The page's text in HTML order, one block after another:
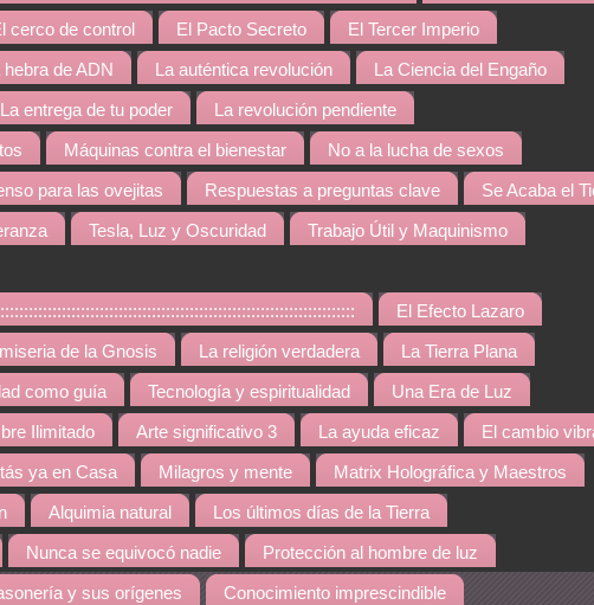
cerco de control El Pacto Secreto El Tercer Imperio
de ADN La auténtica revolución La Ciencia del Engaño
La entrega de tu poder La revolución pendiente
Máquinas contra el bienestar No a la lucha de sexos
para las ovejitas Respuestas a preguntas clave Se Acaba el
Tesla, Luz y Oscuridad Trabajo Útil y Maquinismo
El Efecto Lazaro
miseria de la Gnosis La religión verdadera La Tierra Plana
como guía Tecnología y espiritualidad Una Era de Luz
Ilimitado Arte significativo 3 La ayuda eficaz El cambio
ya en Casa Milagros y mente Matrix Holográfica y Maestros
Alquimia natural Los últimos días de la Tierra
Nunca se equivocó nadie Protección al hombre de luz
y sus orígenes Conocimiento imprescindible